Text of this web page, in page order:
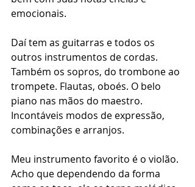
emocionais.
Daí tem as guitarras e todos os
outros instrumentos de cordas.
Também os sopros, do trombone ao
trompete. Flautas, oboés. O belo
piano nas mãos do maestro.
Incontáveis modos de expressão,
combinações e arranjos.
Meu instrumento favorito é o violão.
Acho que dependendo da forma